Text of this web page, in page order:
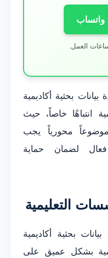
واتساب
العمل.
بحثية أكاديمية
انتباهًا خاصاً، حيث
موضوعاً محورياً يجب
لضمان حماية
التعليمية
بحثية أكاديمية
بشكل عميق على